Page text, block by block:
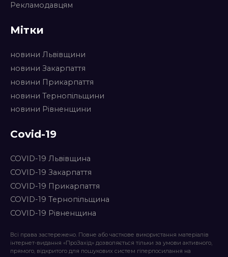
Рекламодавцям
Мітки
новини Львівщини
новини Закарпаття
новини Прикарпаття
новини Тернопільщини
новини Рівненщини
Covid-19
COVID-19 Львівщина
COVID-19 Закарпаття
COVID-19 Прикарпаття
COVID-19 Тернопільщина
COVID-19 Рівненщина
Всі права застережено. Повне або часткове використання матеріалів
інтернет-видання «ПроЗахід» дозволяється тільки за умови активного,
прямого, відкритого для пошукових систем гіперпосилання на